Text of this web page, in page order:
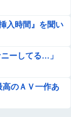
入時間』を聞い
ーしてる…」
高のＡＶ一作あ